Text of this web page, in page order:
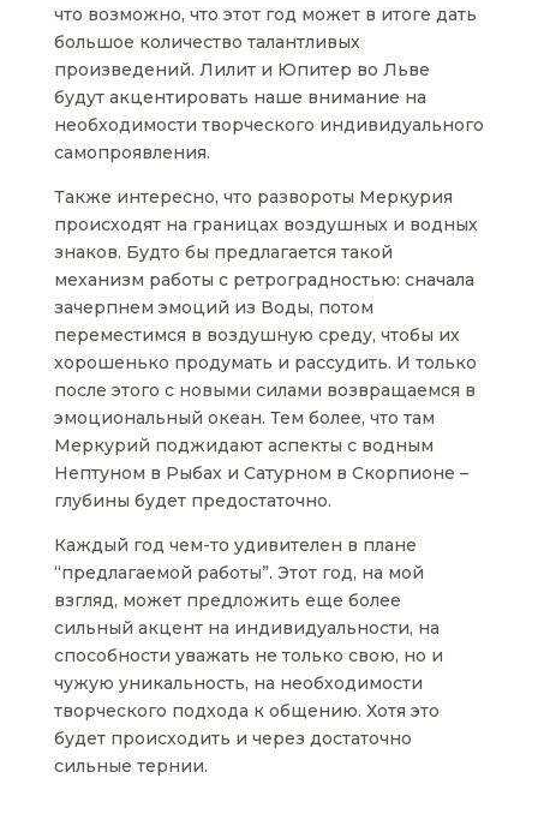
что возможно, что этот год может в итоге дать
большое количество талантливых
произведений. Лилит и Юпитер во Льве
будут акцентировать наше внимание на
необходимости творческого индивидуального
самопроявления.
Также интересно, что развороты Меркурия
происходят на границах воздушных и водных
знаков. Будто бы предлагается такой
механизм работы с ретроградностью: сначала
зачерпнем эмоций из Воды, потом
переместимся в воздушную среду, чтобы их
хорошенько продумать и рассудить. И только
после этого с новыми силами возвращаемся в
эмоциональный океан. Тем более, что там
Меркурий поджидают аспекты с водным
Нептуном в Рыбах и Сатурном в Скорпионе –
глубины будет предостаточно.
Каждый год чем-то удивителен в плане
“предлагаемой работы”. Этот год, на мой
взгляд, может предложить еще более
сильный акцент на индивидуальности, на
способности уважать не только свою, но и
чужую уникальность, на необходимости
творческого подхода к общению. Хотя это
будет происходить и через достаточно
сильные тернии.